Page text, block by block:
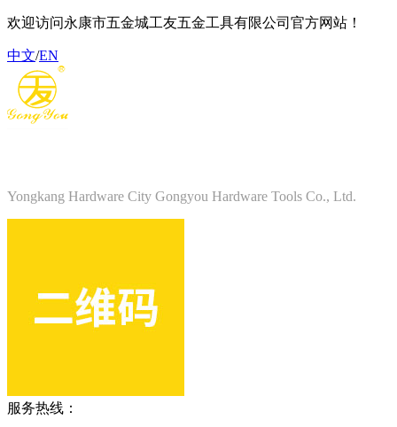
欢迎访问永康市五金城工友五金工具有限公司官方网站！
中文/EN
Yongkang Hardware City Gongyou Hardware Tools Co., Ltd.
服务热线：